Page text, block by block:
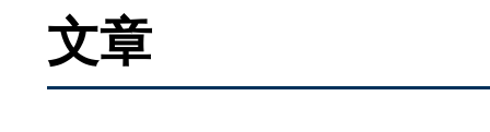
文章